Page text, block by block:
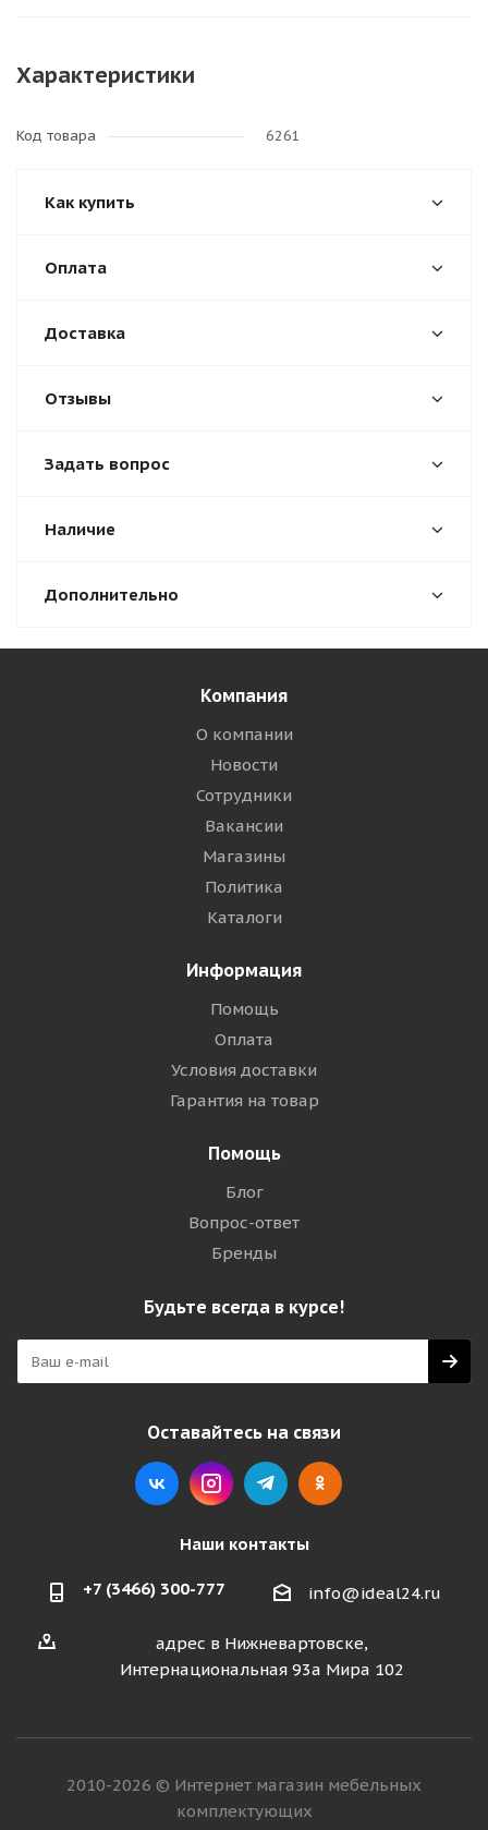
Характеристики
Код товара 6261
Как купить
Оплата
Доставка
Отзывы
Задать вопрос
Наличие
Дополнительно
Компания
О компании
Новости
Сотрудники
Вакансии
Магазины
Политика
Каталоги
Информация
Помощь
Оплата
Условия доставки
Гарантия на товар
Помощь
Блог
Вопрос-ответ
Бренды
Будьте всегда в курсе!
Оставайтесь на связи
Наши контакты
+7 (3466) 300-777 info@ideal24.ru
адрес в Нижневартовске,
Интернациональная 93а Мира 102
2010-2026 © Интернет магазин мебельных
комплектующих